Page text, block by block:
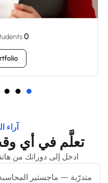
0
آراء
تعلَّم في أي
ادخل إلى دوراتك من
متدرّبة — ماجستير